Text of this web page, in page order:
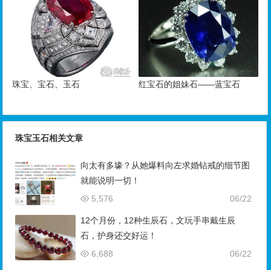
珠宝、宝石、玉石 红宝石的姐妹石——蓝宝石
珠宝玉石相关文章
向太有多壕？从她爆料向左求婚钻戒的细节图
就能说明一切！
06/22
5,576
12个月份，12种生辰石，文玩手串戴生辰
石，护身还交好运！
06/22
6,688